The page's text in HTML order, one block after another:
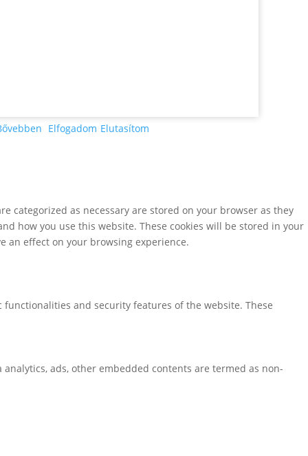
Elfogadom Elutasítom
categorized as necessary are stored on your browser as they
how you use this website. These cookies will be stored in your
an effect on your browsing experience.
and security features of the website. These
ads, other embedded contents are termed as non-